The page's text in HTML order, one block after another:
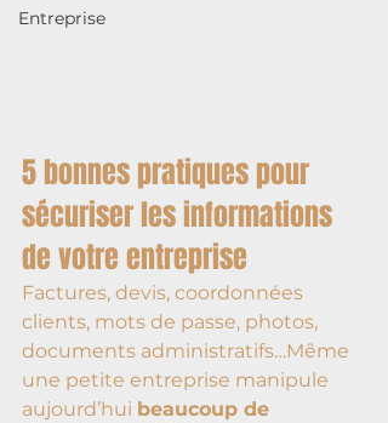
Entreprise
5 bonnes pratiques pour
sécuriser les informations
de votre entreprise
Factures, devis, coordonnées
clients, mots de passe, photos,
documents administratifs…Même
une petite entreprise manipule
aujourd’hui beaucoup de